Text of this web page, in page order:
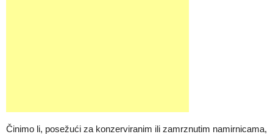
Činimo li, posežući za konzerviranim ili zamrznutim namirnicama,